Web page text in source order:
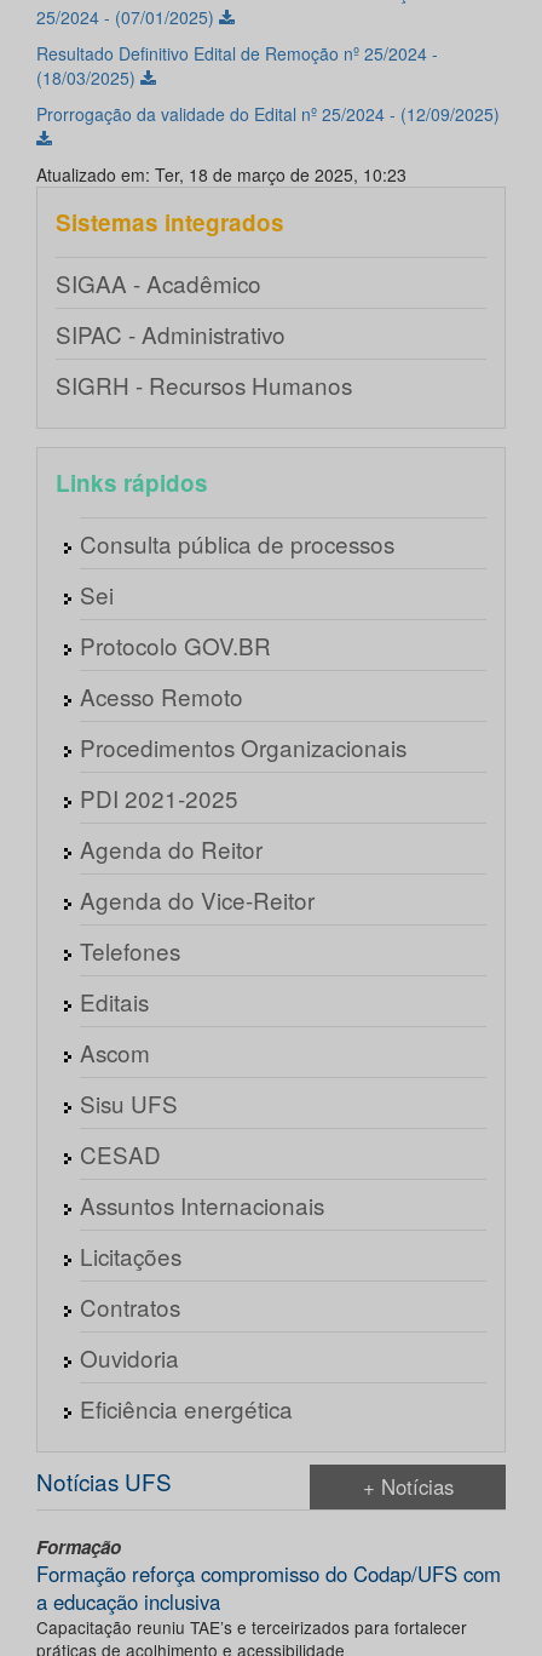
25/2024 - (07/01/2025)
Resultado Definitivo Edital de Remoção nº 25/2024 -
(18/03/2025)
Prorrogação da validade do Edital nº 25/2024 - (12/09/2025)
Atualizado em: Ter, 18 de março de 2025, 10:23
Sistemas integrados
SIGAA - Acadêmico
SIPAC - Administrativo
SIGRH - Recursos Humanos
Links rápidos
Consulta pública de processos
Sei
Protocolo GOV.BR
Acesso Remoto
Procedimentos Organizacionais
PDI 2021-2025
Agenda do Reitor
Agenda do Vice-Reitor
Telefones
Editais
Ascom
Sisu UFS
CESAD
Assuntos Internacionais
Licitações
Contratos
Ouvidoria
Eficiência energética
Notícias UFS + Notícias
Formação
Formação reforça compromisso do Codap/UFS com
a educação inclusiva
Capacitação reuniu TAE’s e terceirizados para fortalecer
práticas de acolhimento e acessibilidade